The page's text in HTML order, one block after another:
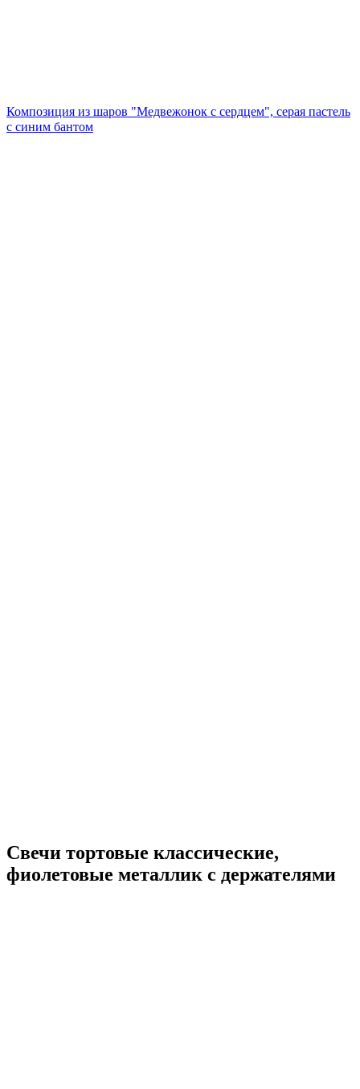
Композиция из шаров "Медвежонок с сердцем", серая пастель
с синим бантом
Свечи тортовые классические,
фиолетовые металлик с держателями